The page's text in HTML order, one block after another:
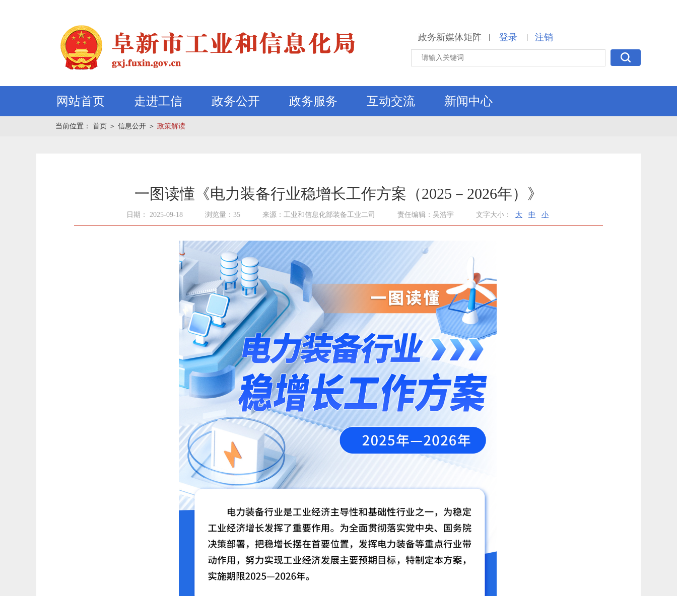
政务新媒体矩阵 | 登录 | 注销
网站首页 走进工信 政务公开 政务服务 互动交流 新闻中心
当前位置： 首页 ＞ 信息公开 ＞ 政策解读
一图读懂《电力装备行业稳增长工作方案（2025－2026年）》
日期： 2025-09-18 浏览量：35 来源：工业和信息化部装备工业二司 责任编辑：吴浩宇 文字大小： 大 中 小